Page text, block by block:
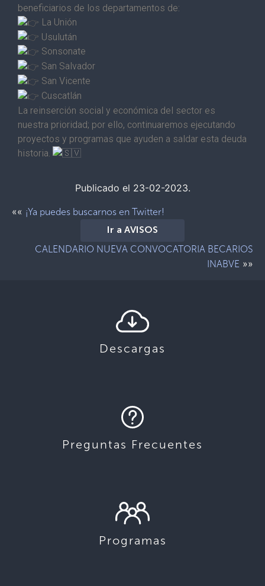
beneficiarios de los departamentos de:
La Unión
Usulután
Sonsonate
San Salvador
San Vicente
Cuscatlán
La reinserción social y económica del sector es
nuestra prioridad; por ello, continuaremos ejecutando
proyectos y programas que ayuden a saldar esta deuda
historia.
Publicado el 23-02-2023.
«« ¡Ya puedes buscarnos en Twitter!
Ir a AVISOS
CALENDARIO NUEVA CONVOCATORIA BECARIOS
INABVE »»
Descargas
Preguntas Frecuentes
Programas